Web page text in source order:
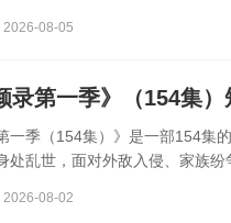
2026-08-05
录第一季》（154集
一季（154集）》是一部154
处乱世，面对外敌入侵、家族
2026-08-02